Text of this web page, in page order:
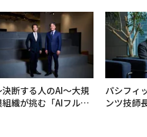
決断する人のAI〜大規
組織が挑む「AIフル実
パシフィ
ンツ技師